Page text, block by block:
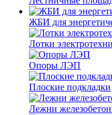
ЖБИ для
Лотки
Опоры ЛЭП
Плоские подкладки
Лежни